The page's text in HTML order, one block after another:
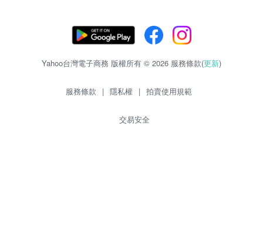
Yahoo台灣電子商務 版權所有 © 2026 服務條款(更新)
服務條款 | 隱私權 | 拍賣使用規範
交易安全